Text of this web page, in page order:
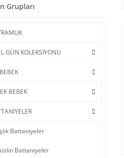
Grupları
GÜN KOLEKSİYONU
BEBEK
Battaniyeler
Battaniyeler